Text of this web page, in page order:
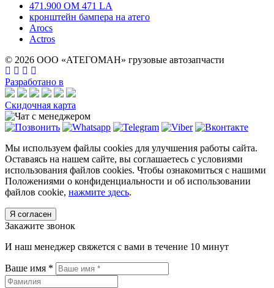
471.900 OM 471 LA
кронштейн бампера на атего
Arocs
Actros
© 2026 ООО «АТЕГОМАН» грузовые автозапчасти
Разработано в
Скидочная карта
Мы используем файлы cookies для улучшения работы сайта.
Оставаясь на нашем сайте, вы соглашаетесь с условиями
использования файлов cookies. Чтобы ознакомиться с нашими
Положениями о конфиденциальности и об использовании
файлов cookie, нажмите здесь.
Я согласен
Закажите звонок
И наш менеджер свяжется с вами в течение 10 минут
Ваше имя *